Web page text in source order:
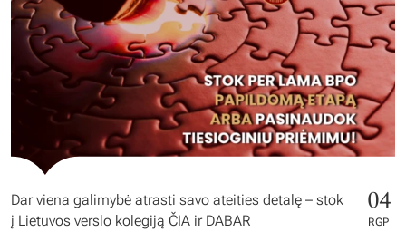
Dar viena galimybė atrasti savo ateities detalę – stok
į Lietuvos verslo kolegiją ČIA ir DABAR
04
RGP